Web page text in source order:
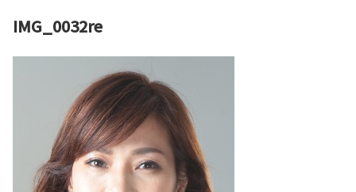
IMG_0032re